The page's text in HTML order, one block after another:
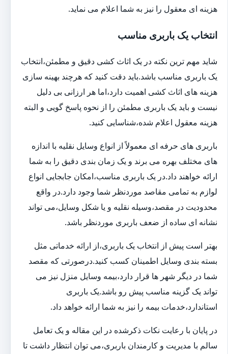
هزینه ای معقول را نیز به شما اعلام می نماید.
انتخاب یک باربری مناسب
شاید مهم ترین نکته در یک اثاث کشی دقیق و مطمئن،انتخاب
یک باربری مناسب باشد.باید دقت کنید که هرچند بهینه سازی
هزینه های اثاث کشی اهمیت دارد،اما هر ارزانی بی دلیل
نیست و باید یک باربری مطمئن را از نحوه پاسخ گویی و البته
هزینه معقول اعلام شده،شناسایی کنید.
باربری های حرفه ای معمولاً از انواع وسایل نقلیه با اندازه
های مختلف بهره می برند و یک زمان بندی دقیق را به شما
ارائه خواهند داد.در یک باربری مناسب،امکان جابجایی انواع
لوازم به تمامی مقاصد موردنظر شما وجود دارد.در واقع
محدودیت در مقصد،وسیله نقلیه و یا شکل وسایل،می تواند
نشانه ای ساده از ضعف باربری موردنظر باشد.
بهتر است پیش از انتخاب یک باربری،از ارائه خدماتی مثل
بسته بندی وسایل اطمینان کسب کنید.درصورتی که مقصد
شما در دیگر شهر ها قرار دارد،بیمه وسایل منزل نیز می
تواند یک گزینه مناسب پیش رو باشد.یک باربری
استاندارد،خدمات بیمه را نیز به شما ارائه خواهد داد.
در پایان با رعایت نکات ذکرشده در این مقاله و یک تعامل
سالم با مدیریت و کارمندان باربری،می توان انتظار داشت تا